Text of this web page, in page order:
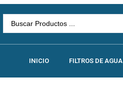
INICIO FILTROS DE AGUA